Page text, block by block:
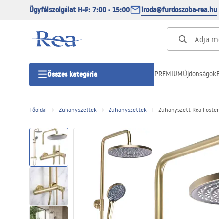
Ügyfélszolgálat H-P: 7:00 - 15:00 iroda@furdoszoba-rea.hu
Összes kategória
Zuhanyajtó
Zuhanytálcák
Zuhanylefolyók
PREMIUMÚjdonságok
Főoldal Zuhanyszettek Zuhanyszettek Zuhanyszett Rea